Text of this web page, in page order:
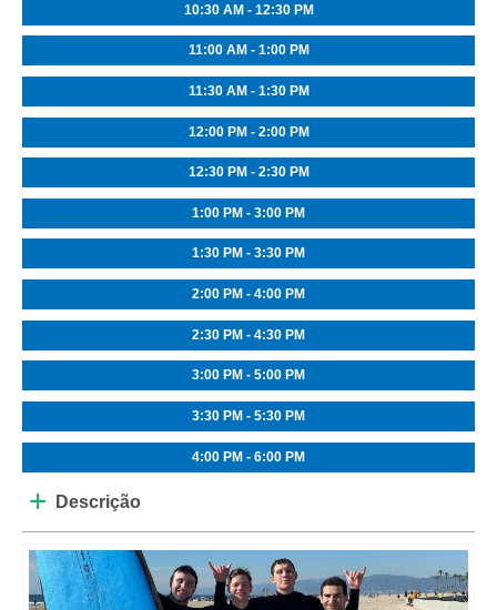
10:30 AM - 12:30 PM
11:00 AM - 1:00 PM
11:30 AM - 1:30 PM
12:00 PM - 2:00 PM
12:30 PM - 2:30 PM
1:00 PM - 3:00 PM
1:30 PM - 3:30 PM
2:00 PM - 4:00 PM
2:30 PM - 4:30 PM
3:00 PM - 5:00 PM
3:30 PM - 5:30 PM
4:00 PM - 6:00 PM
Descrição